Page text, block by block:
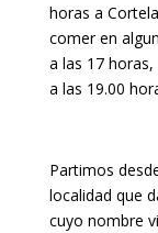
horas a
comer en
a las 17
a las 19.00
Partimos
localidad que
cuyo nombre